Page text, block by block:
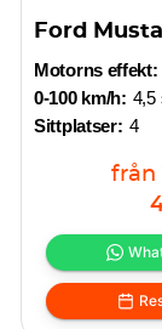
Ford
Motorns effekt:
0-100 km/h: 4,5
Sittplatser: 4
från